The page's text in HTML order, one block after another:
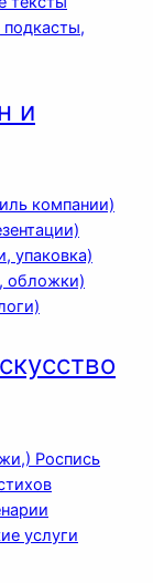
подкасты,
и
компании)
упаковка)
обложки)
Роспись
услуги